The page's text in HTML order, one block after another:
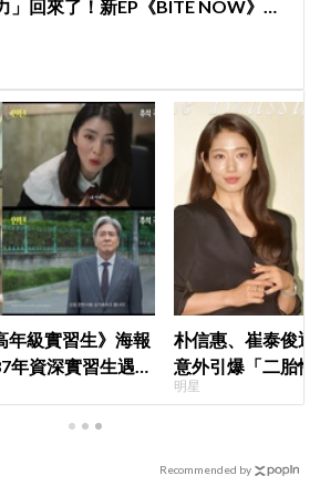
」回來了！新EP《BITE NOW》公
年級實習生》海報
年資深實習生遇上
朴信惠、崔泰俊
意外引爆「二胎
明星
Recommended by